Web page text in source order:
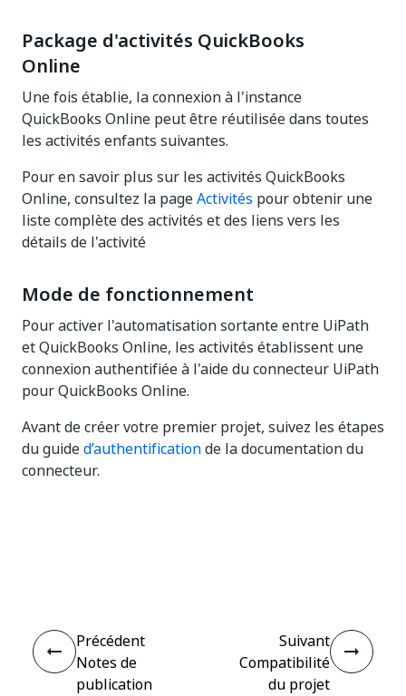
Package d'activités QuickBooks
Online
Une fois établie, la connexion à l'instance
QuickBooks Online peut être réutilisée dans toutes
les activités enfants suivantes.
Pour en savoir plus sur les activités QuickBooks
Online, consultez la pageActivités pour obtenir une
liste complète des activités et des liens vers les
détails de l'activité
Mode de fonctionnement
Pour activer l'automatisation sortante entre UiPath
et QuickBooks Online, les activités établissent une
connexion authentifiée à l'aide du connecteur UiPath
pour QuickBooks Online.
Avant de créer votre premier projet, suivez les étapes
du guided’authentificationde la documentation du
connecteur.
Précédent
Notes de
publication
Suivant
Compatibilité
du projet